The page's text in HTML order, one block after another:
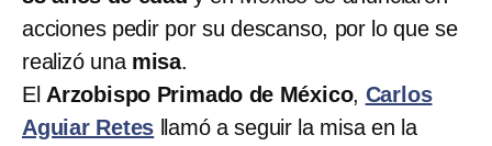
acciones pedir por su descanso, por lo que se
realizó una misa.
El Arzobispo Primado de México, Carlos
Aguiar Retes llamó a seguir la misa en la